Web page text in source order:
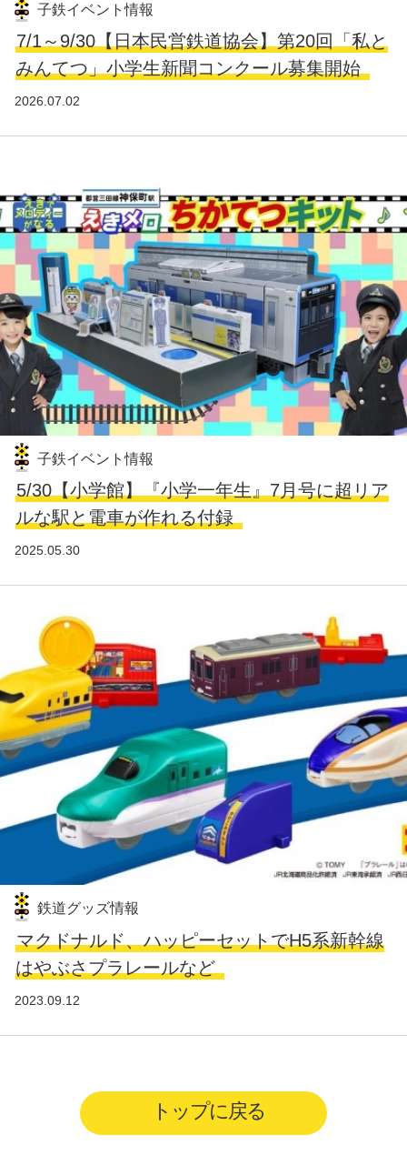
子鉄イベント情報
7/1～9/30【日本民営鉄道協会】第20回「私と
みんてつ」小学生新聞コンクール募集開始
2026.07.02
子鉄イベント情報
5/30【小学館】『小学一年生』7月号に超リア
ルな駅と電車が作れる付録
2025.05.30
鉄道グッズ情報
マクドナルド、ハッピーセットでH5系新幹線
はやぶさプラレールなど
2023.09.12
トップに戻る